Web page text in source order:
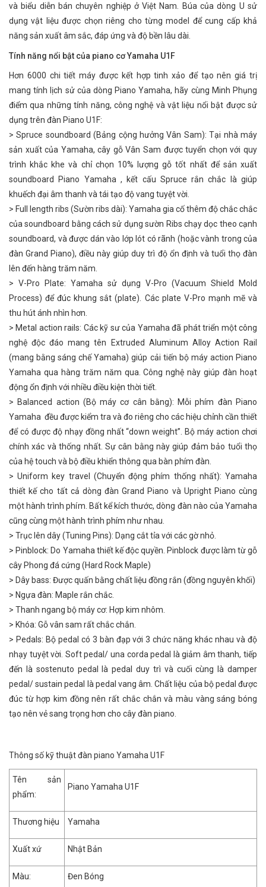
và biểu diễn bán chuyên nghiệp ở Việt Nam. Búa của dòng U sử
dụng vật liệu được chọn riêng cho từng model để cung cấp khả
năng sản xuất âm sắc, đáp ứng và độ bền lâu dài.
Tính năng nổi bật của piano cơ Yamaha U1F
Hơn 6000 chi tiết máy được kết hợp tinh xảo để tạo nên giá trị
mang tính lịch sử của dòng Piano Yamaha, hãy cùng Minh Phụng
điểm qua những tính năng, công nghệ và vật liệu nổi bật được sử
dụng trên đàn Piano U1F:
> Spruce soundboard (Bảng cộng hưởng Vân Sam): Tại nhà máy
sản xuất của Yamaha, cây gỗ Vân Sam được tuyển chọn với quy
trình khắc khe và chỉ chọn 10% lượng gỗ tốt nhất để sản xuất
soundboard Piano Yamaha , kết cấu Spruce rắn chắc là giúp
khuếch đại âm thanh và tái tạo độ vang tuyệt vời.
> Full length ribs (Sườn ribs dài): Yamaha gia cố thêm độ chắc chắc
của soundboard bằng cách sử dụng sườn Ribs chạy dọc theo cạnh
soundboard, và được dán vào lớp lót có rãnh (hoặc vành trong của
đàn Grand Piano), điều này giúp duy trì độ ổn định và tuổi thọ đàn
lên đến hàng trăm năm.
> V-Pro Plate: Yamaha sử dụng V-Pro (Vacuum Shield Mold
Process) để đúc khung sắt (plate). Các plate V-Pro mạnh mẽ và
thu hút ánh nhìn hơn.
> Metal action rails: Các kỹ sư của Yamaha đã phát triển một công
nghệ độc đáo mang tên Extruded Aluminum Alloy Action Rail
(mang bằng sáng chế Yamaha) giúp cải tiến bộ máy action Piano
Yamaha qua hàng trăm năm qua. Công nghệ này giúp đàn hoạt
động ổn định với nhiều điều kiện thời tiết.
> Balanced action (Bộ máy cơ cân bằng): Mỗi phím đàn Piano
Yamaha đều được kiểm tra và đo riêng cho các hiệu chỉnh cần thiết
để có được độ nhạy đồng nhất “down weight”. Bộ máy action chơi
chính xác và thống nhất. Sự cân bằng này giúp đảm bảo tuổi thọ
của hệ touch và bộ điều khiển thông qua bàn phím đàn.
> Uniform key travel (Chuyển động phím thống nhất): Yamaha
thiết kế cho tất cả dòng đàn Grand Piano và Upright Piano cùng
một hành trình phím. Bất kể kích thước, dòng đàn nào của Yamaha
cũng cùng một hành trình phím như nhau.
> Trục lên dây (Tuning Pins): Dạng cắt tỉa với các gờ nhỏ.
> Pinblock: Do Yamaha thiết kế độc quyền. Pinblock được làm từ gỗ
cây Phong đá cứng (Hard Rock Maple)
> Dây bass: Được quấn bằng chất liệu đồng rắn (đồng nguyên khối)
> Ngựa đàn: Maple rắn chắc.
> Thanh ngang bộ máy cơ: Hợp kim nhôm.
> Khóa: Gỗ vân sam rất chắc chắn.
> Pedals: Bộ pedal có 3 bàn đạp với 3 chức năng khác nhau và độ
nhạy tuyệt vời. Soft pedal/ una corda pedal là giảm âm thanh, tiếp
đến là sostenuto pedal là pedal duy trì và cuối cùng là damper
pedal/ sustain pedal là pedal vang âm. Chất liệu của bộ pedal được
đúc từ hợp kim đồng nên rất chắc chắn và màu vàng sáng bóng
tạo nên vẻ sang trọng hơn cho cây đàn piano.
Thông số kỹ thuật đàn piano Yamaha U1F
Tên sản
phẩm:
Piano Yamaha U1F
Thương hiệu Yamaha
Xuất xứ Nhật Bản
Màu: Đen Bóng